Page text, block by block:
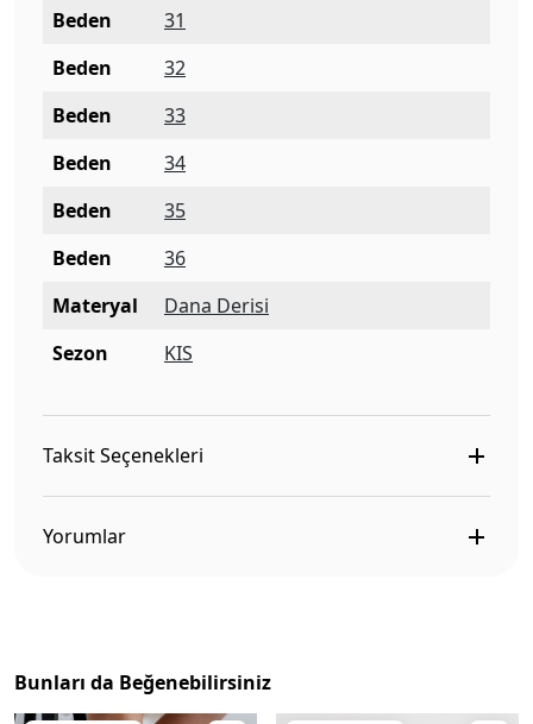
Beden
31
Beden
32
Beden
33
Beden
34
Beden
35
Beden
36
Materyal
Dana Derisi
Sezon
KIS
Taksit Seçenekleri
Yorumlar
Bunları da Beğenebilirsiniz